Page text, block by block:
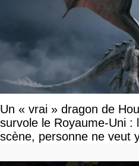
Un « vrai » dragon de
survole le Royaume-Uni :
scène, personne ne veut